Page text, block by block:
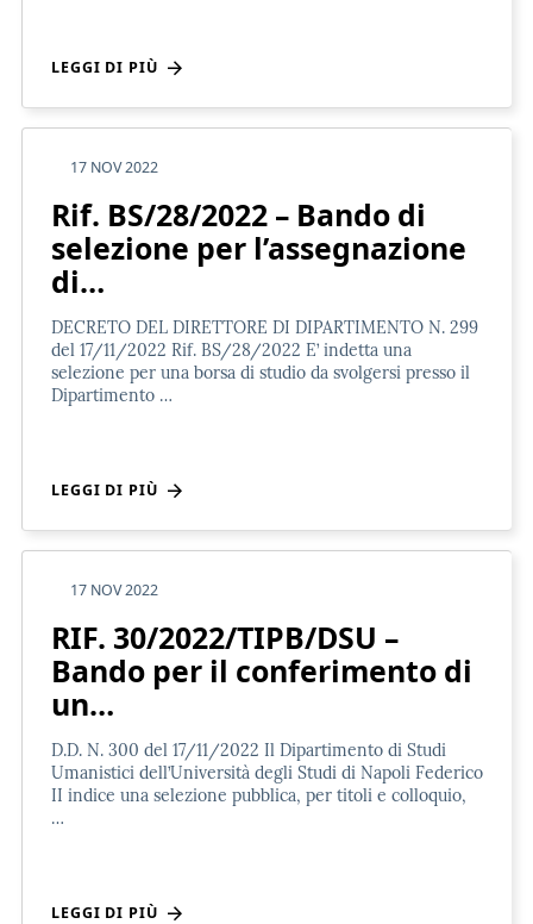
LEGGI DI PIÙ
17 NOV 2022
Rif. BS/28/2022 – Bando di
selezione per l’assegnazione
di…
DECRETO DEL DIRETTORE DI DIPARTIMENTO N. 299
del 17/11/2022 Rif. BS/28/2022 E’ indetta una
selezione per una borsa di studio da svolgersi presso il
Dipartimento …
LEGGI DI PIÙ
17 NOV 2022
RIF. 30/2022/TIPB/DSU –
Bando per il conferimento di
un…
D.D. N. 300 del 17/11/2022 Il Dipartimento di Studi
Umanistici dell’Università degli Studi di Napoli Federico
II indice una selezione pubblica, per titoli e colloquio,
…
LEGGI DI PIÙ